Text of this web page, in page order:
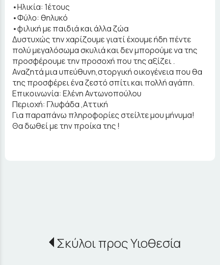
•Ηλικία: 1έτους
•Φύλο: θηλυκό
•φιλική με παιδιά και άλλα ζώα
Δυστυχώς την χαρίζουμε γιατί έχουμε ήδη πέντε
πολύ μεγαλόσωμα σκυλιά και δεν μπορούμε να της
προσφέρουμε την προσοχή που της αξίζει .
Αναζητά μια υπεύθυνη,στοργική οικογένεια που θα
της προσφέρει ένα ζεστό σπίτι και πολλή αγάπη.
Επικοινωνία: Ελένη Αντωνοπούλου
Περιοχή: Γλυφάδα ,Αττική
Για παραπάνω πληροφορίες στείλτε μου μήνυμα!
Θα δωθεί με την προίκα της !
Σκύλοι προς Υιοθεσία